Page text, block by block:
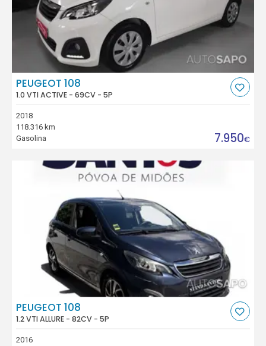
PEUGEOT 108
1.0 VTI ACTIVE - 69CV - 5P
2018
118.316 km
Gasolina
7.950€
PEUGEOT 108
1.2 VTI ALLURE - 82CV - 5P
2016